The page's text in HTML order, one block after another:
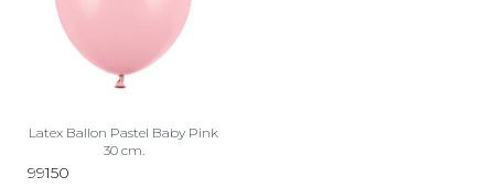
Latex Ballon Pastel Baby Pink
30 cm.
99150